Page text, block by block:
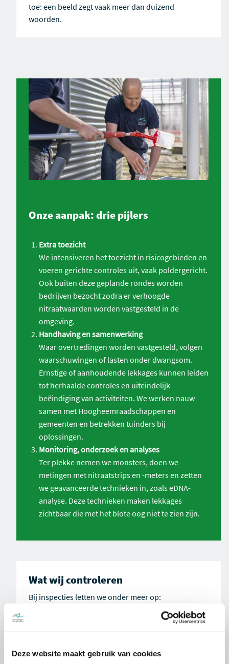
Deze website maakt gebruik van cookies
toe: een beeld zegt vaak meer dan duizend
woorden.
Onze aanpak: drie pijlers
Extra toezicht
We intensiveren het toezicht in risicogebieden en
voeren gerichte controles uit, vaak poldergericht.
Ook buiten deze geplande rondes worden
bedrijven bezocht zodra er verhoogde
nitraatwaarden worden vastgesteld in de
omgeving.
Handhaving en samenwerking
Waar overtredingen worden vastgesteld, volgen
waarschuwingen of lasten onder dwangsom.
Ernstige of aanhoudende lekkages kunnen leiden
tot herhaalde controles en uiteindelijk
beëindiging van activiteiten. We werken nauw
samen met Hoogheemraadschappen en
gemeenten en betrekken tuinders bij
oplossingen.
Monitoring, onderzoek en analyses
Ter plekke nemen we monsters, doen we
metingen met nitraatstrips en -meters en zetten
we geavanceerde technieken in, zoals eDNA-
analyse. Deze technieken maken lekkages
zichtbaar die met het blote oog niet te zien zijn.
Wat wij controleren
Bij inspecties letten we onder meer op:
Overstorten van drain- en drainagewater
Lekke teeltvloeren
Vervuilde drainage bij substraatteelt